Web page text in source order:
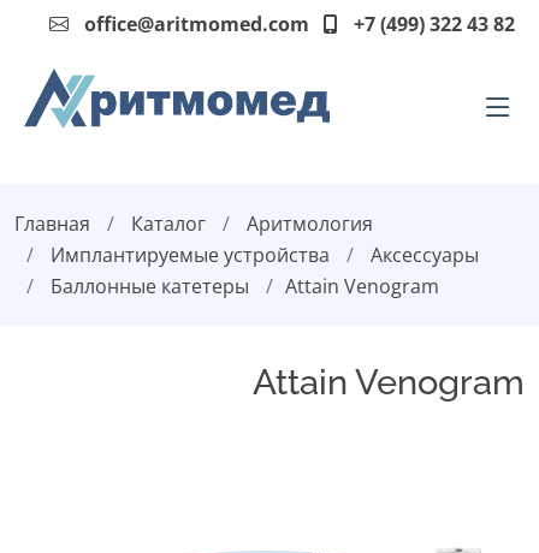
office@aritmomed.com +7 (499) 322 43 82
Главная Каталог
Аритмология
Имплантируемые устройства
Аксессуары
Баллонные катетеры
Attain Venogram
Attain Venogram